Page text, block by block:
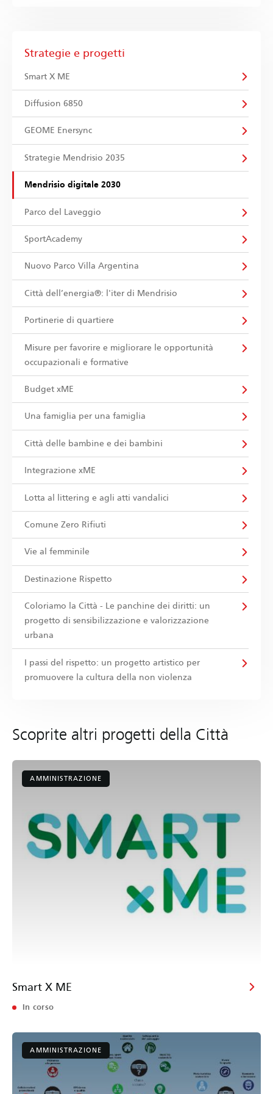
Strategie e progetti
Smart X ME
Diffusion 6850
GEOME Enersync
Strategie Mendrisio 2035
Mendrisio digitale 2030
Parco del Laveggio
SportAcademy
Nuovo Parco Villa Argentina
Città dell’energia®: l'iter di Mendrisio
Portinerie di quartiere
Misure per favorire e migliorare le opportunità
occupazionali e formative
Budget xME
Una famiglia per una famiglia
Città delle bambine e dei bambini
Integrazione xME
Lotta al littering e agli atti vandalici
Comune Zero Rifiuti
Vie al femminile
Destinazione Rispetto
Coloriamo la Città - Le panchine dei diritti: un
progetto di sensibilizzazione e valorizzazione
urbana
I passi del rispetto: un progetto artistico per
promuovere la cultura della non violenza
Scoprite altri progetti della Città
AMMINISTRAZIONE
Smart X ME
In corso
AMMINISTRAZIONE